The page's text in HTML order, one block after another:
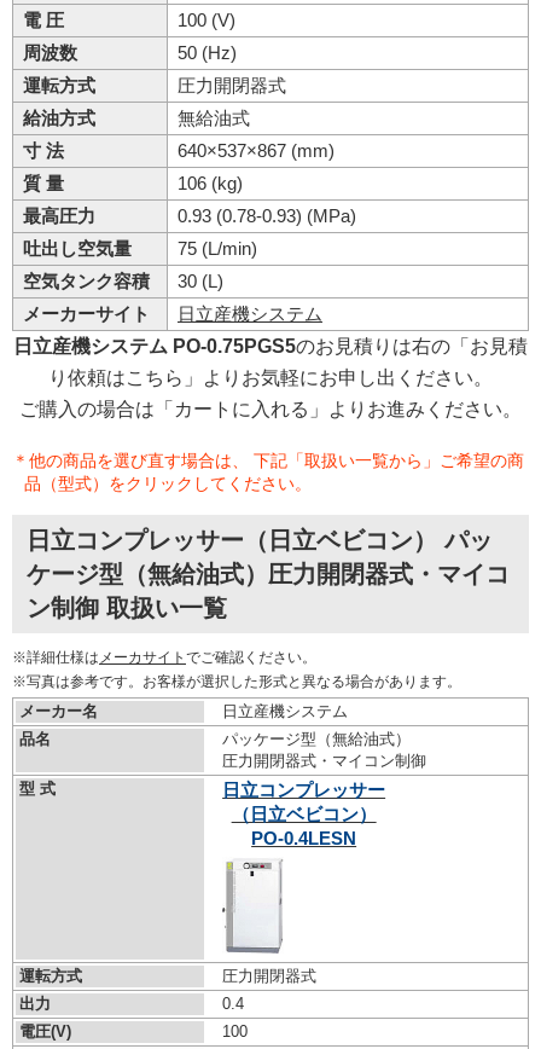
電 圧
100 (V)
周波数
50 (Hz)
運転方式
圧力開閉器式
給油方式
無給油式
寸 法
640×537×867 (mm)
質 量
106 (kg)
最高圧力
0.93 (0.78-0.93) (MPa)
吐出し空気量
75 (L/min)
空気タンク容積
30 (L)
メーカーサイト
日立産機システム
日立産機システム PO-0.75PGS5のお見積りは右の「お見積
り依頼はこちら」よりお気軽にお申し出ください。
ご購入の場合は「カートに入れる」よりお進みください。
＊他の商品を選び直す場合は、 下記「取扱い一覧から」ご希望の商
品（型式）をクリックしてください。
日立コンプレッサー（日立ベビコン） パッ
ケージ型（無給油式）圧力開閉器式・マイコ
ン制御 取扱い一覧
※詳細仕様は メーカサイト でご確認ください。
※写真は参考です。お客様が選択した形式と異なる場合があります。
メーカー名
日立産機システム
品名
パッケージ型（無給油式）
圧力開閉器式・マイコン制御
型 式
日立コンプレッサー
（日立ベビコン）
PO-0.4LESN
運転方式
圧力開閉器式
出力
0.4
電圧(V)
100